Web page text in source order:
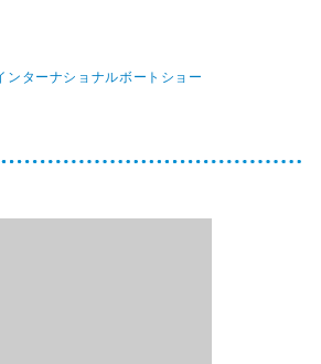
ターナショナルボートショー